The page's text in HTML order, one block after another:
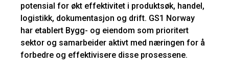
potensial for økt effektivitet i produktsøk, handel,
logistikk, dokumentasjon og drift. GS1 Norway
har etablert Bygg- og eiendom som prioritert
sektor og samarbeider aktivt med næringen for å
forbedre og effektivisere disse prosessene.